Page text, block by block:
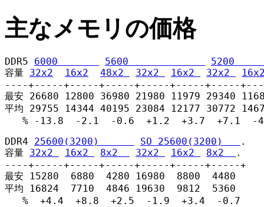
主なメモリの価格
DDR5 6000 5600
容量 32x2 16x2 48x2 32x2 16x2 32x2
----+-----+-----+-----+-----+-----+-----
最安 26680 12800 36980 21980 11979 29340
平均 29755 14344 40195 23084 12177 30772
% -13.8  -2.1  -0.6  +1.2  +3.7  +7.1
DDR4 25600(3200) SO 25600(3200)
.
容量 32x2 16x2 8x2 32x2 16x2 8x2
.
----+-----+-----+-----+-----+-----+-----+
最安 15280  6880  4280 16980  8800  4480
平均 16824  7710  4846 19630  9812  5360
   %  +4.4  +8.8  +2.5  -1.9  +3.4  -0.7